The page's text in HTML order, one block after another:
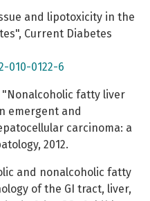
and lipotoxicity in the
Current Diabetes
010-0122-6
"Nonalcoholic fatty liver
emergent and
carcinoma: a
2012.
and nonalcoholic fatty
of the GI tract, liver,